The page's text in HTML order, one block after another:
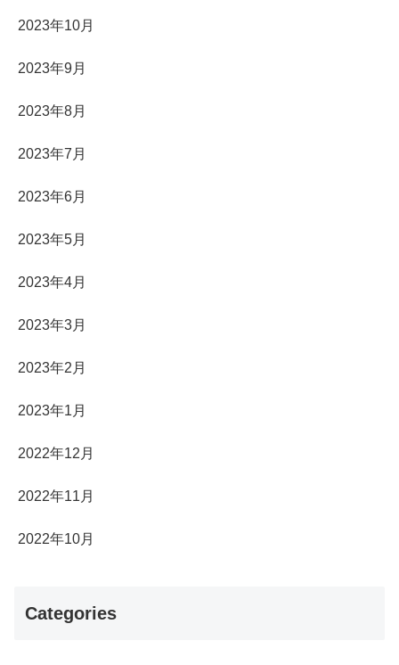
2023年10月
2023年9月
2023年8月
2023年7月
2023年6月
2023年5月
2023年4月
2023年3月
2023年2月
2023年1月
2022年12月
2022年11月
2022年10月
Categories